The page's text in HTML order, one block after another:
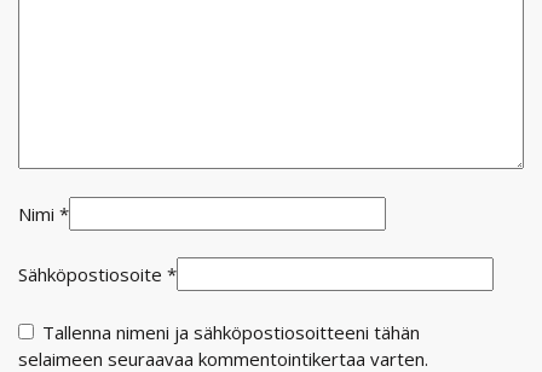
Nimi *
Sähköpostiosoite *
Tallenna nimeni ja sähköpostiosoitteeni tähän
selaimeen seuraavaa kommentointikertaa varten.